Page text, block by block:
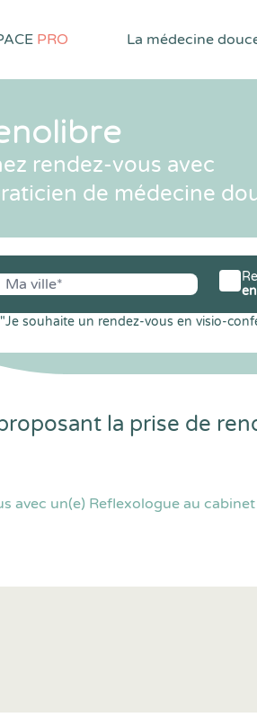
PRO La médecine
rendez-vous avec
de médecine
souhaite un rendez-vous en visio-
la prise de
avec un(e) Reflexologue au